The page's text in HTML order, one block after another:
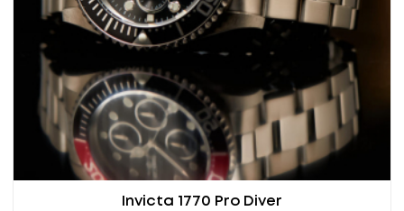
Invicta 1770 Pro Diver